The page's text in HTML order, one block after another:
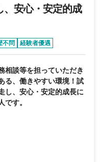
、安心・安定的成
不問
経験者優遇
相談等を担っていただき
る、働きやすい環境！試
し、安心・安定的成長に
です。